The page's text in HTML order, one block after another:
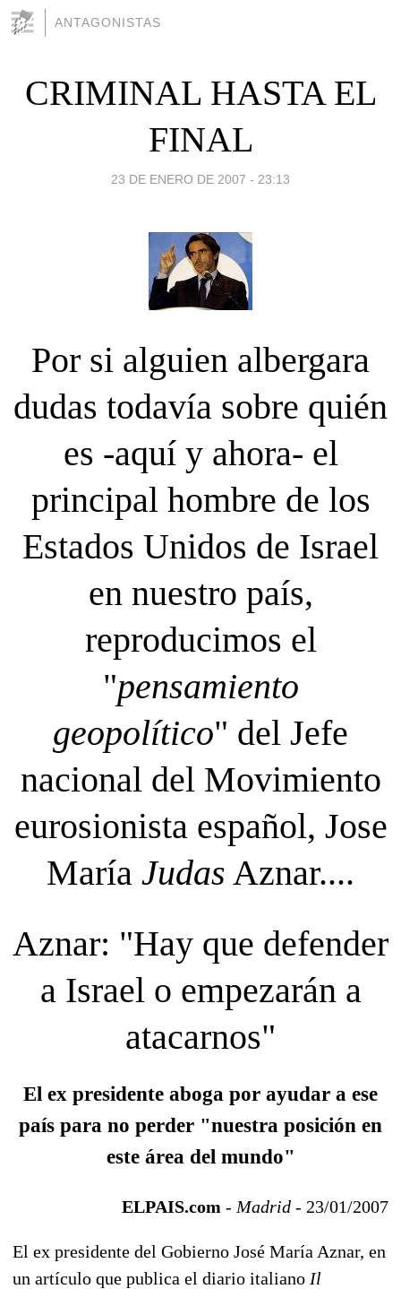
ANTAGONISTAS
CRIMINAL HASTA EL
FINAL
23 DE ENERO DE 2007 - 23:13
Por si alguien albergara
dudas todavía sobre quién
es -aquí y ahora- el
principal hombre de los
Estados Unidos de Israel
en nuestro país,
reproducimos el
"pensamiento
geopolítico" del Jefe
nacional del Movimiento
eurosionista español, Jose
María Judas Aznar....
Aznar: "Hay que defender
a Israel o empezarán a
atacarnos"
El ex presidente aboga por ayudar a ese
país para no perder "nuestra posición en
este área del mundo"
ELPAIS.com - Madrid - 23/01/2007
El ex presidente del Gobierno José María Aznar, en
un artículo que publica el diario italiano Il